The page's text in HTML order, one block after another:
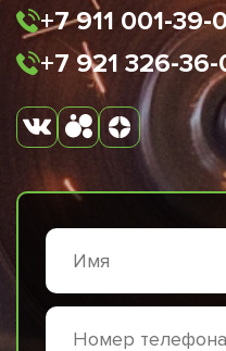
+7 911 001-39-
+7 921 326-